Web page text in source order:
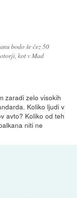
bodo še čez 50
kot v Mad
zaradi zelo visokih
Koliko ljudi v
avto? Koliko od teh
niti ne